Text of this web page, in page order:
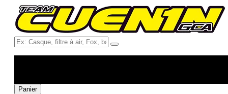
Ex:
Casque,
Fox,
Panier